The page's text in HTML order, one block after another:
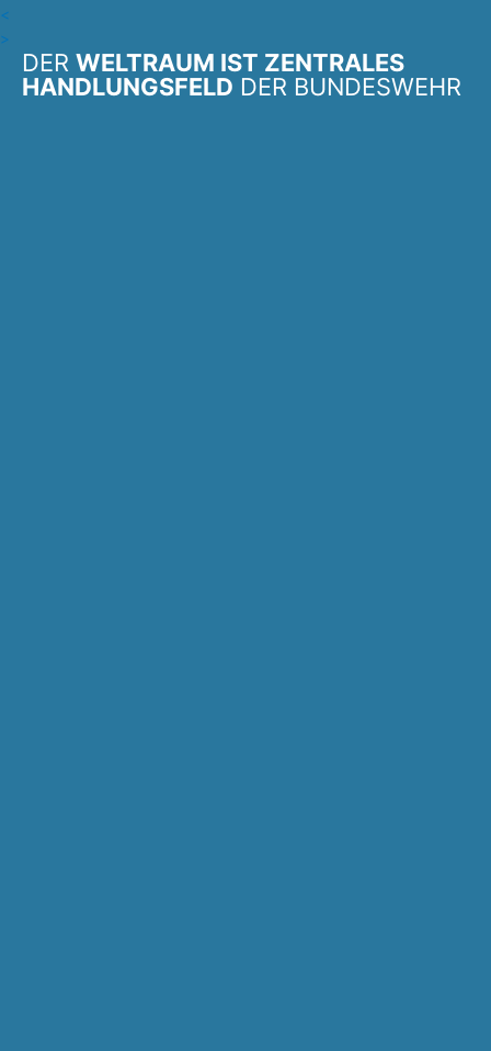
<
>
DER WELTRAUM IST ZENTRALES
HANDLUNGSFELD DER BUNDESWEHR